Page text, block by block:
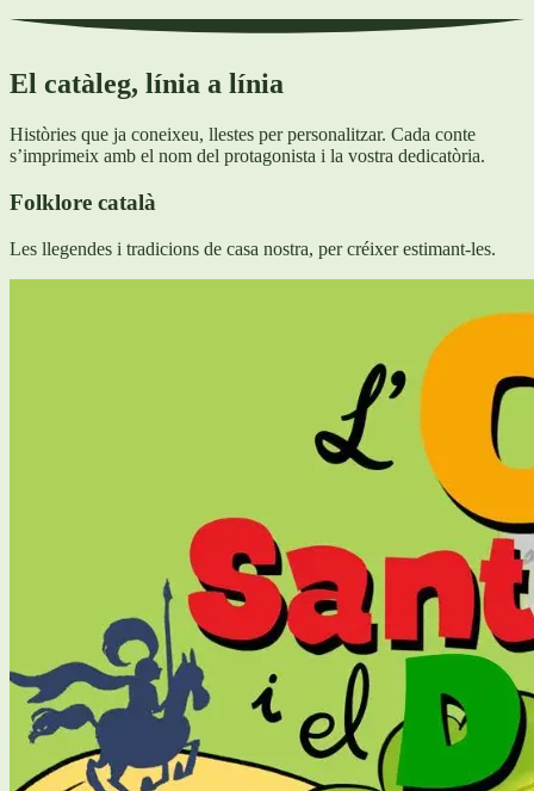
El catàleg, línia a línia
Històries que ja coneixeu, llestes per personalitzar. Cada conte
s’imprimeix amb el nom del protagonista i la vostra dedicatòria.
Folklore català
Les llegendes i tradicions de casa nostra, per créixer estimant-les.